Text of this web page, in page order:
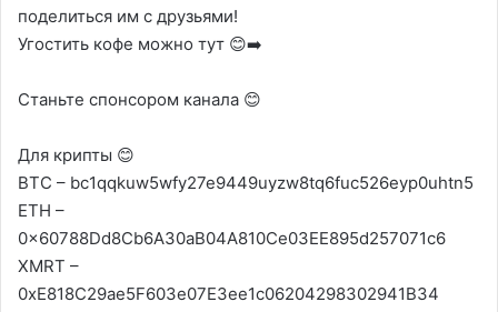
поделиться им с друзьями!
Угостить кофе можно тут 😊➡️
Станьте спонсором канала 😊
Для крипты 😊
ВTС – bc1qqkuw5wfy27e9449uyzw8tq6fuc526eyp0uhtn5
ETH –
0x60788Dd8Cb6A30aB04A810Ce03EE895d257071c6
XMRT –
0xE818C29ae5F603e07E3ee1c06204298302941B34